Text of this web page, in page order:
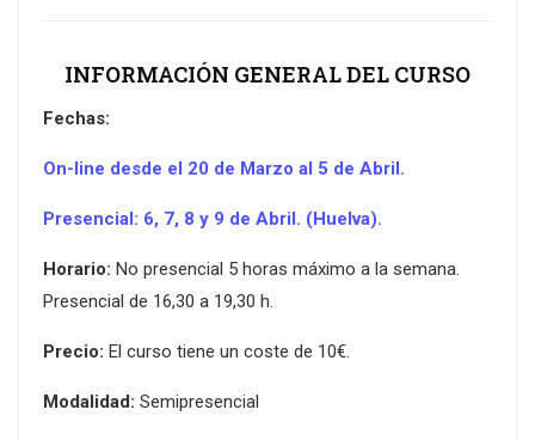
INFORMACIÓN GENERAL DEL CURSO
Fechas:
On-line desde el 20 de Marzo al 5 de Abril.
Presencial: 6, 7, 8 y 9 de Abril. (Huelva).
Horario: No presencial 5 horas máximo a la semana.
Presencial de 16,30 a 19,30 h.
Precio: El curso tiene un coste de 10€.
Modalidad: Semipresencial